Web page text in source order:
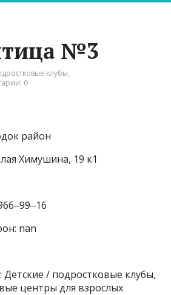
№3
клубы,
0
район
Химушина, 19 к1
nan
Детские / подростковые клубы,
центры для взрослых